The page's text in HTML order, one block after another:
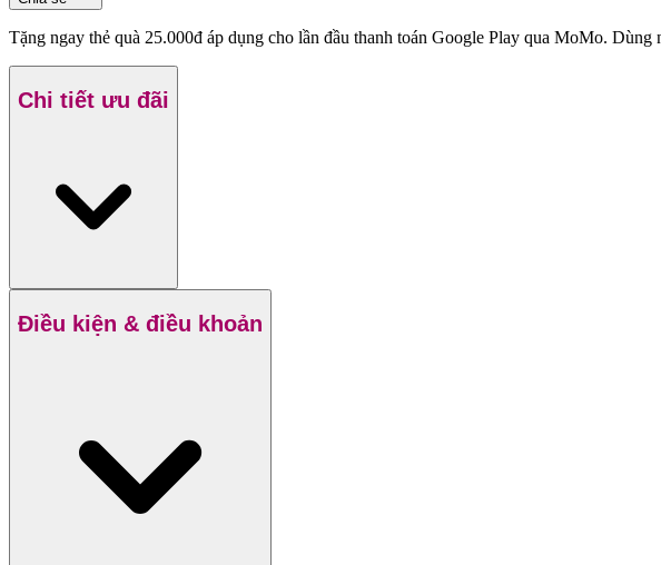
Tặng ngay thẻ quà 25.000đ áp dụng cho lần đầu thanh toán Google Play qua MoMo. Dùng
Chi tiết ưu đãi
Điều kiện & điều khoản